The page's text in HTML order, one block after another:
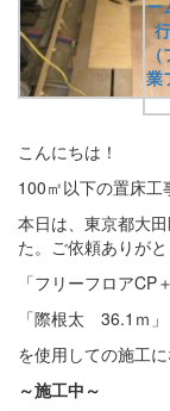
こんにちは！
100㎡以下の置床工
本日は、東京都大
た。ご依頼ありが
「フリーフロア
「際根太 36.1ｍ」
を使用しての施工に
～施工中～